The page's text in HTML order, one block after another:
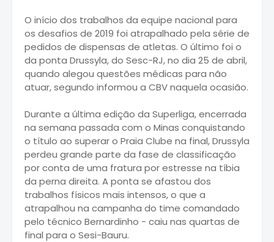
O início dos trabalhos da equipe nacional para
os desafios de 2019 foi atrapalhado pela série de
pedidos de dispensas de atletas. O último foi o
da ponta Drussyla, do Sesc-RJ, no dia 25 de abril,
quando alegou questões médicas para não
atuar, segundo informou a CBV naquela ocasião.
Durante a última edição da Superliga, encerrada
na semana passada com o Minas conquistando
o título ao superar o Praia Clube na final, Drussyla
perdeu grande parte da fase de classificação
por conta de uma fratura por estresse na tíbia
da perna direita. A ponta se afastou dos
trabalhos físicos mais intensos, o que a
atrapalhou na campanha do time comandado
pelo técnico Bernardinho - caiu nas quartas de
final para o Sesi-Bauru.